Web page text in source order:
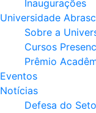
Inaugurações
Universidade
Sobre a
Cursos
Prêmio
Eventos
Notícias
Defesa do